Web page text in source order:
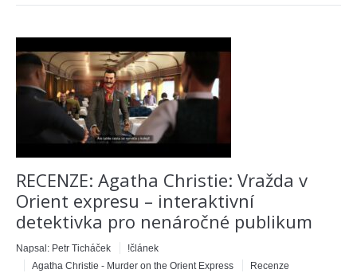
RECENZE: Agatha Christie: Vražda v
Orient expresu – interaktivní
detektivka pro nenáročné publikum
Napsal: Petr Ticháček
!článek
Agatha Christie - Murder on the Orient Express
Recenze